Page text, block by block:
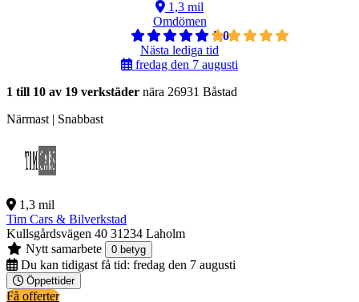
1,3 mil
Omdömen
5,0
Nästa lediga tid
fredag den 7 augusti
1 till 10 av 19 verkstäder nära 26931 Båstad
Närmast | Snabbast
1,3 mil
Tim Cars & Bilverkstad
Kullsgårdsvägen 40 31234 Laholm
Nytt samarbete
0 betyg
Du kan tidigast få tid: fredag den 7 augusti
Öppettider
Få offerter